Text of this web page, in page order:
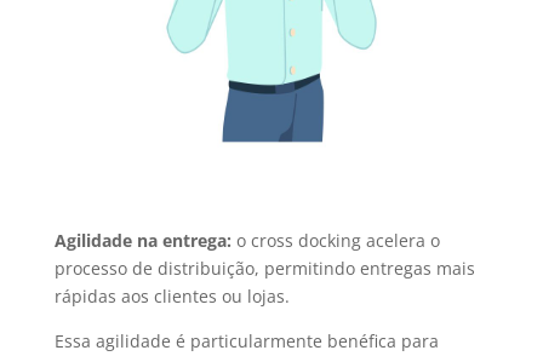
Agilidade na entrega: o cross docking acelera o
processo de distribuição, permitindo entregas mais
rápidas aos clientes ou lojas.
Essa agilidade é particularmente benéfica para